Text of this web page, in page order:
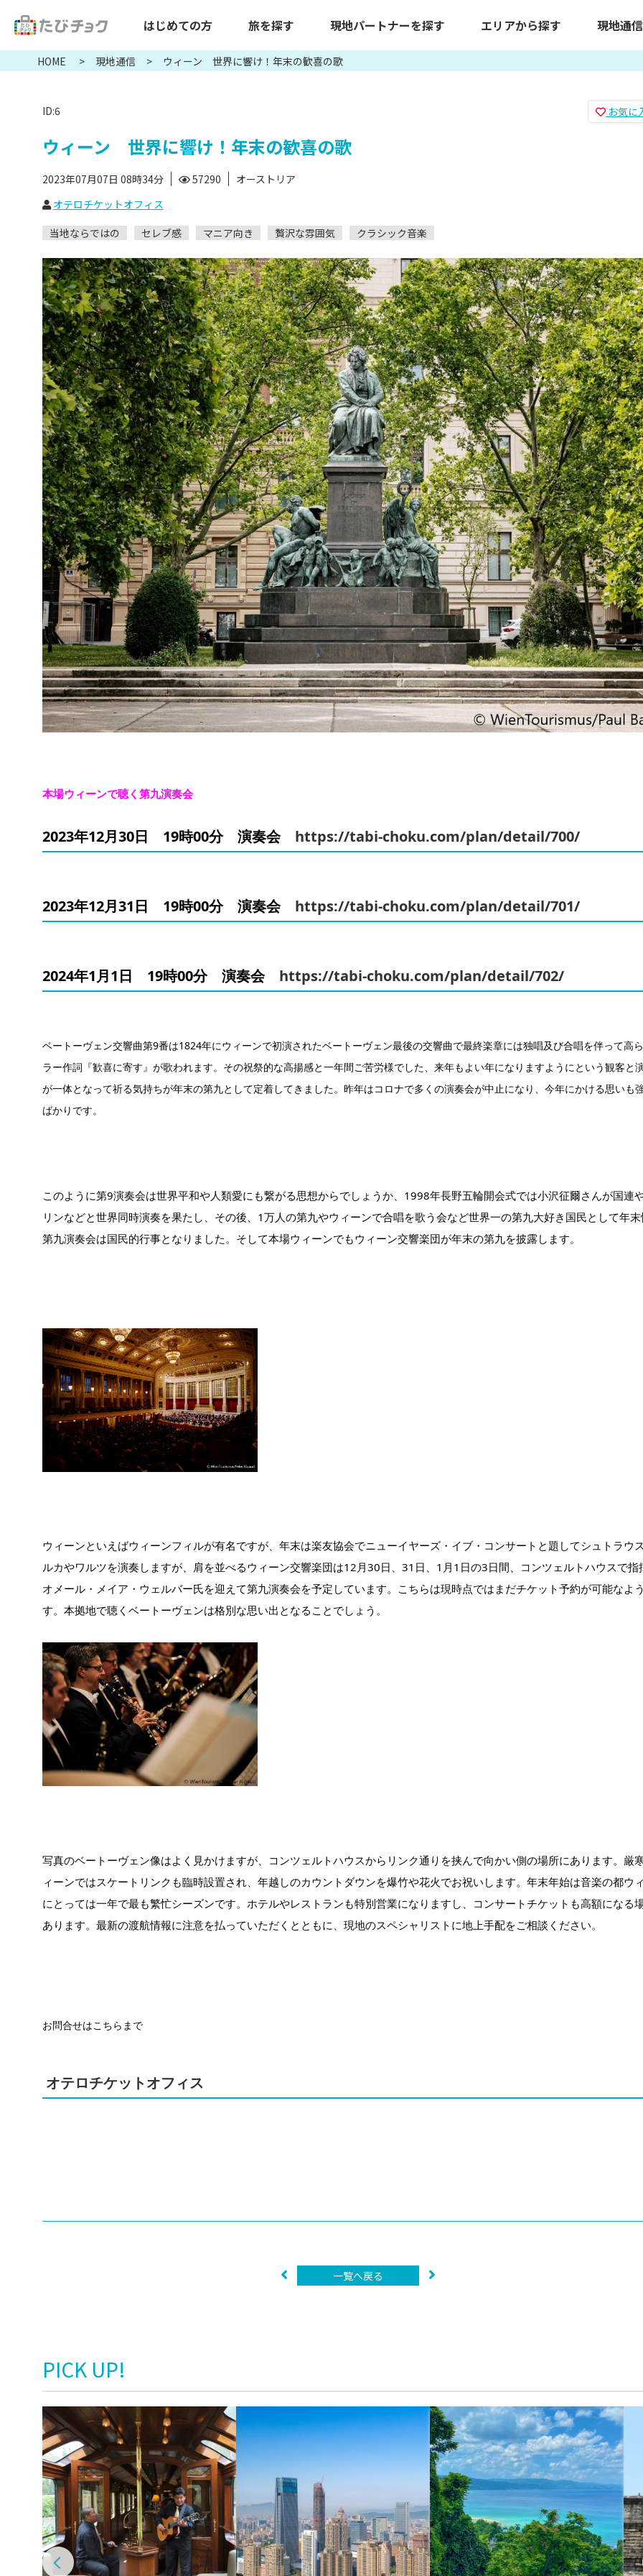
はじめての方 旅を探す 現地パートナーを探す エリアから探す 現地通信
HOME 現地通信 ウィーン 世界に響け！年末の歓喜の歌
ID:6 お気に
ウィーン 世界に響け！年末の歓喜の歌
2023年07月07日 08時34分 57290
オーストリア
オテロチケットオフィス
当地ならではの
セレブ感 マニア向き 贅沢な雰囲気 クラシック音楽
本場ウィーンで聴く第九演奏会
2023年12月30日　19時00分　演奏会 https://tabi-choku.com/plan/detail/700/
2023年12月31日　19時00分　演奏会 https://tabi-choku.com/plan/detail/701/
2024年1月1日　19時00分　演奏会 https://tabi-choku.com/plan/detail/702/
ベートーヴェン交響曲第9番は1824年にウィーンで初演されたベートーヴェン最後の交響曲で最終楽章には独唱及び合唱を伴って高
ラー作詞『歓喜に寄す』が歌われます。その祝祭的な高揚感と一年間ご苦労様でした、来年もよい年になりますようにという観客と
が一体となって祈る気持ちが年末の第九として定着してきました。昨年はコロナで多くの演奏会が中止になり、今年にかける思いも
ばかりです。
このように第9演奏会は世界平和や人類愛にも繋がる思想からでしょうか、1998年長野五輪開会式では小沢征爾さんが国連
リンなどと世界同時演奏を果たし、その後、1万人の第九やウィーンで合唱を歌う会など世界一の第九大好き国民として年
第九演奏会は国民的行事となりました。そして本場ウィーンでもウィーン交響楽団が年末の第九を披露します。
ウィーンといえばウィーンフィルが有名ですが、年末は楽友協会でニューイヤーズ・イブ・コンサートと題してシュトラウ
ルカやワルツを演奏しますが、肩を並べるウィーン交響楽団は12月30日、31日、1月1日の3日間、コンツェルトハウスで指
オメール・メイア・ウェルバー氏を迎えて第九演奏会を予定しています。こちらは現時点ではまだチケット予約が可能なよ
す。本拠地で聴くベートーヴェンは格別な思い出となることでしょう。
写真のベートーヴェン像はよく見かけますが、コンツェルトハウスからリンク通りを挟んで向かい側の場所にあります。厳
ィーンではスケートリンクも臨時設置され、年越しのカウントダウンを爆竹や花火でお祝いします。年末年始は音楽の都ウ
にとっては一年で最も繁忙シーズンです。ホテルやレストランも特別営業になりますし、コンサートチケットも高額になる
あります。最新の渡航情報に注意を払っていただくとともに、現地のスペシャリストに地上手配をご相談ください。
お問合せはこちらまで
オテロチケットオフィス
一覧へ戻る
PICK UP!